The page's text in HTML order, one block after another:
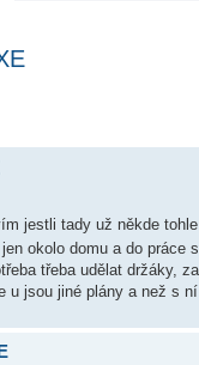
jestli tady už někde
okolo domu a do
třeba udělat držáky,
u jsou jiné plány a než s